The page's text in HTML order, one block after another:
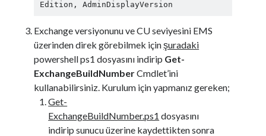
a
n
a
Edition, AdminDisplayVersion
Exchange versiyonunu ve CU seviyesini EMS
üzerinden direk görebilmek içinşuradaki
powershell ps1 dosyasını indirip Get-
ExchangeBuildNumberCmdlet’ini
kullanabilirsiniz. Kurulum için yapmanız gereken;
Get-
ExchangeBuildNumber.ps1 dosyasını
indirip sunucu üzerine kaydettikten sonra